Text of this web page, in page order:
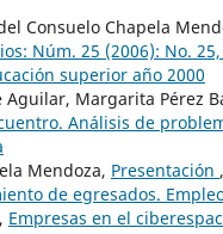
Consuelo Chapela
Núm. 25 (2006): No.
superior año 2000
Margarita Pérez
Análisis de
Mendoza, Presentación ,
de egresados.
Empresas en el